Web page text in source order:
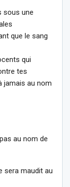
sous une
que le sang
qui
tes
jamais au nom
au nom de
sera maudit au